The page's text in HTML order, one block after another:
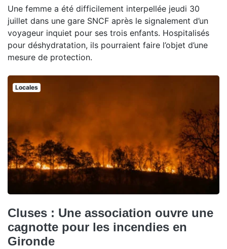
Une femme a été difficilement interpellée jeudi 30
juillet dans une gare SNCF après le signalement d’un
voyageur inquiet pour ses trois enfants. Hospitalisés
pour déshydratation, ils pourraient faire l’objet d’une
mesure de protection.
Locales
Cluses : Une association ouvre une
cagnotte pour les incendies en
Gironde